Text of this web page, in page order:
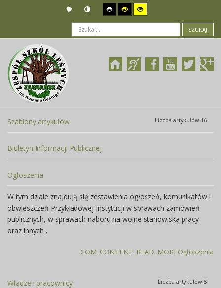
SZUKAJ
Jesteś tutaj: Działalność
Szablony artykułów Liczba artykułów:16
Biuletyn Informacji Publicznej
Ogłoszenia
W tym dziale znajdują się zestawienia ogłoszeń, komunikatów i
obwieszczeń Przykładowej Instytucji w sprawach zamówień
publicznych, w sprawach naboru na wolne stanowiska pracy
oraz innych .
COM_CONTENT_READ_MOREOgłoszenia
Władze i pracownicy Liczba artykułów:5